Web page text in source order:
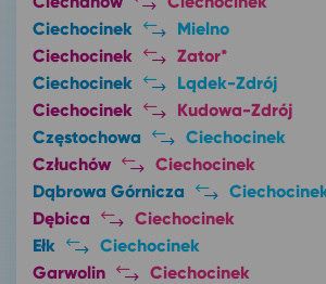
Ciechocinek
Mielno
Ciechocinek
Zator*
Ciechocinek
Lądek-Zdrój
Ciechocinek
Kudowa-Zdrój
Częstochowa
Ciechocinek
Człuchów
Ciechocinek
Dąbrowa Górnicza
Dębica
Ciechocinek
Ełk
Ciechocinek
Garwolin
Ciechocinek